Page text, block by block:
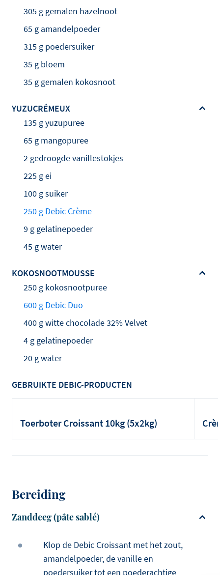
305 g gemalen hazelnoot
65 g amandelpoeder
315 g poedersuiker
35 g bloem
35 g gemalen kokosnoot
YUZUCRÉMEUX
135 g yuzupuree
65 g mangopuree
2 gedroogde vanillestokjes
225 g ei
100 g suiker
250 g Debic Crème
9 g gelatinepoeder
45 g water
KOKOSNOOTMOUSSE
250 g kokosnootpuree
600 g Debic Duo
400 g witte chocolade 32% Velvet
4 g gelatinepoeder
20 g water
GEBRUIKTE DEBIC-PRODUCTEN
Toerboter Croissant 10kg (5x2kg)
Bereiding
Zanddeeg (pâte sablé)
Klop de Debic Croissant met het zout,
amandelpoeder, de vanille en
poedersuiker tot een poederachtige